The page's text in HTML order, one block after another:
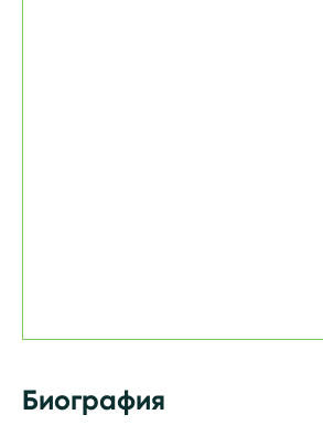
Биография